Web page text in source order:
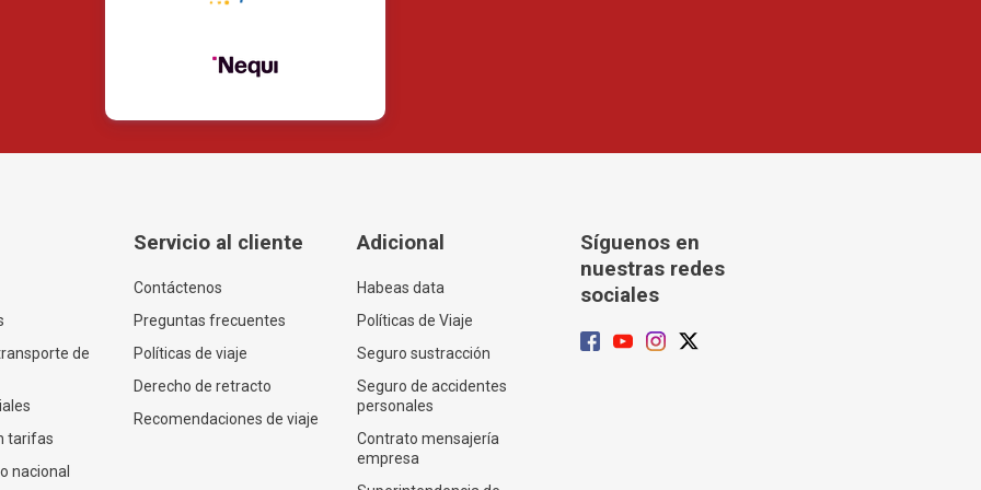
de
tarifas
nacional
Servicio al cliente
Contáctenos
Preguntas frecuentes
Políticas de viaje
Derecho de retracto
Recomendaciones de viaje
Adicional
Habeas data
Políticas de Viaje
Seguro sustracción
Seguro de accidentes
personales
Contrato mensajería
empresa
Síguenos en
nuestras redes
sociales